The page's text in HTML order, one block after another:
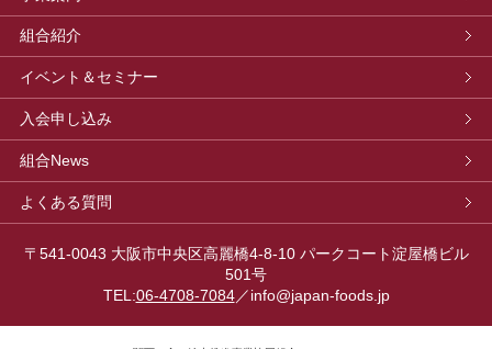
組合紹介
イベント＆セミナー
入会申し込み
組合News
よくある質問
〒541-0043 大阪市中央区高麗橋4-8-10 パークコート淀屋橋ビル
501号
TEL:06-4708-7084／info@japan-foods.jp